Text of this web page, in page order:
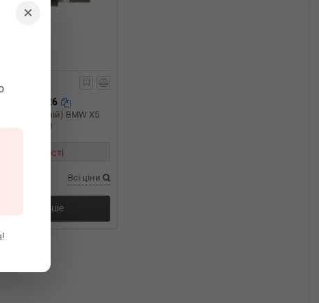
×
37106892426
(передній) BMW X5
(пневмо) (R)
в наявності
Всі ціни
Докладніше